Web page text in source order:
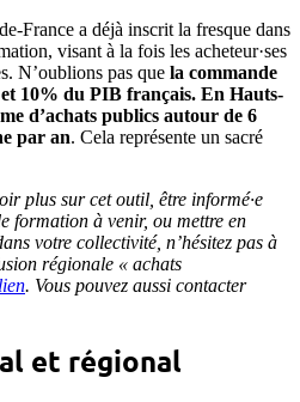
France a déjà inscrit la fresque dans
visant à la fois les acheteur·ses
N’oublions pas que la commande
10% du PIB français. En Hauts-
d’achats publics autour de 6
par an. Cela représente un sacré
plus sur cet outil, être informé·e
formation à venir, ou mettre en
votre collectivité, n’hésitez pas à
régionale « achats
. Vous pouvez aussi contacter
et régional